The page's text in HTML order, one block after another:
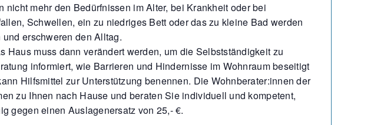
nicht mehr den Bedürfnissen im Alter, bei Krankheit oder bei
Schwellen, ein zu niedriges Bett oder das zu kleine Bad werden
erschweren den Alltag.
Haus muss dann verändert werden, um die Selbstständigkeit zu
informiert, wie Barrieren und Hindernisse im Wohnraum beseitigt
Hilfsmittel zur Unterstützung benennen. Die Wohnberater:innen der
zu Ihnen nach Hause und beraten Sie individuell und kompetent,
gegen einen Auslagenersatz von 25,- €.